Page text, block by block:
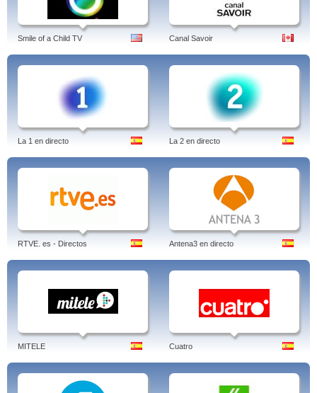
Smile of a Child TV Canal Savoir
La 1 en directo La 2 en directo
RTVE. es - Directos Antena3 en directo
MITELE Cuatro